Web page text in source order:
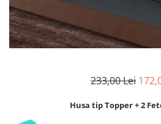
233,00 Lei
Husa tip Topper + 2